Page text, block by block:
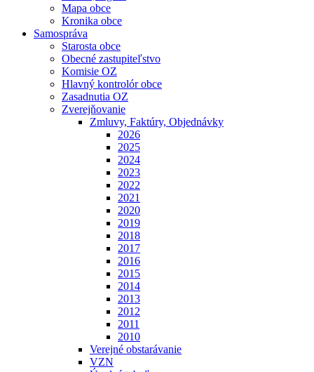
Mapa obce
Kronika obce
Samospráva
Starosta obce
Obecné zastupiteľstvo
Komisie OZ
Hlavný kontrolór obce
Zasadnutia OZ
Zverejňovanie
Zmluvy, Faktúry, Objednávky
2026
2025
2024
2023
2022
2021
2020
2019
2018
2017
2016
2015
2014
2013
2012
2011
2010
Verejné obstarávanie
VZN